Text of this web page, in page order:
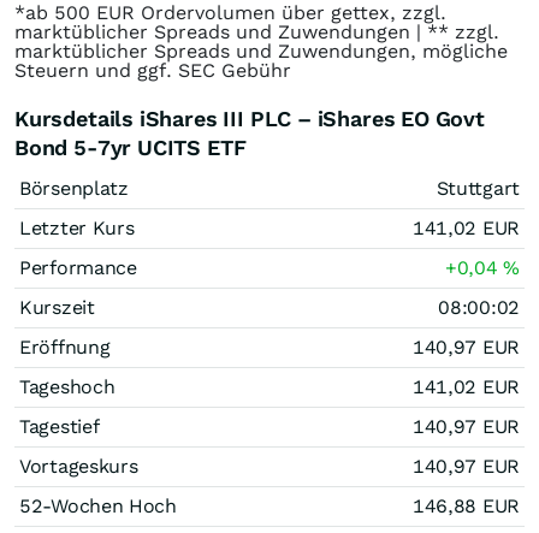
*ab 500 EUR Ordervolumen über gettex, zzgl.
marktüblicher Spreads und Zuwendungen | ** zzgl.
marktüblicher Spreads und Zuwendungen, mögliche
Steuern und ggf. SEC Gebühr
Kursdetails iShares III PLC – iShares EO Govt
Bond 5-7yr UCITS ETF
Börsenplatz
Stuttgart
Letzter Kurs
141,02 EUR
Performance
+0,04%
Kurszeit
08:00:02
Eröffnung
140,97 EUR
Tageshoch
141,02 EUR
Tagestief
140,97 EUR
Vortageskurs
140,97 EUR
52-Wochen Hoch
146,88 EUR